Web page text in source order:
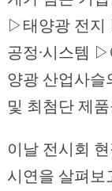
▷태양광 전지
공정∙시스템 ▷
양광 산업사슬
및 최첨단 제
이날 전시회
시연을 살펴보